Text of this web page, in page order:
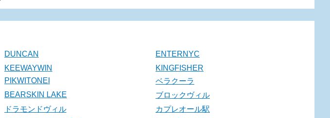
DUNCAN
ENTERNYC
KEEWAYWIN
KINGFISHER
PIKWITONEI
ベラクーラ
BEARSKIN LAKE
ブロックヴィル
ドラモンドヴィル
カプレオール駅